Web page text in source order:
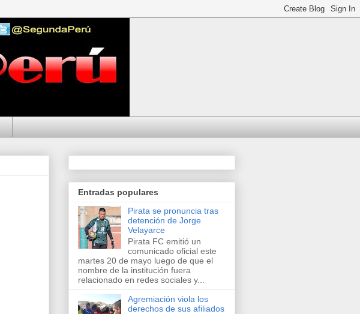
Entradas populares
Pirata se pronuncia tras
detención de Jorge
Velayarce
Pirata FC emitió un
comunicado oficial este
martes 20 de mayo luego de que el
nombre de la institución fuera
relacionado en redes sociales y...
Agremiación viola los
derechos de sus afiliados